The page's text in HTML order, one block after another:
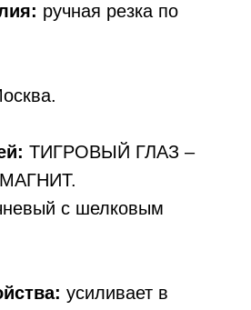
ручная резка по
ТИГРОВЫЙ ГЛАЗ –
с шелковым
усиливает в